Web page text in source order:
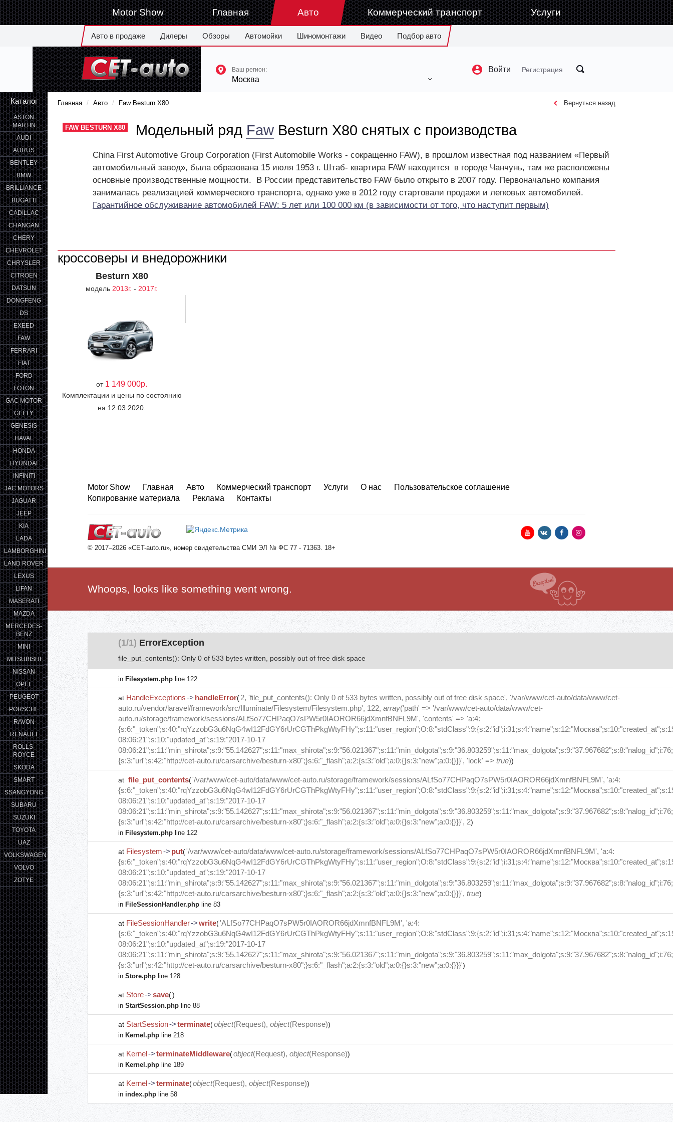
Motor Show Главная Авто
Авто в продаже Дилеры Обзоры Автомойки Шиномонтажи Видео Подбор авто
Коммерческий транспорт Услуги
Ваш регион:
Москва
Войти Регистрация
Каталог
ASTON
MARTIN
AUDI
AURUS
BENTLEY
BMW
BRILLIANCE
BUGATTI
CADILLAC
CHANGAN
CHERY
CHEVROLET
CHRYSLER
CITROEN
DATSUN
DONGFENG
DS
EXEED
FAW
FERRARI
FIAT
FORD
FOTON
GAC MOTOR
GEELY
GENESIS
HAVAL
HONDA
HYUNDAI
INFINITI
JAC MOTORS
JAGUAR
JEEP
KIA
LADA
LAMBORGHINI
LAND ROVER
LEXUS
LIFAN
MASERATI
MAZDA
MERCEDES-
BENZ
MINI
MITSUBISHI
NISSAN
OPEL
PEUGEOT
PORSCHE
RAVON
RENAULT
ROLLS-
ROYCE
SKODA
SMART
SSANGYONG
SUBARU
SUZUKI
TOYOTA
UAZ
VOLKSWAGEN
VOLVO
ZOTYE
Главная Авто Faw Besturn X80 Вернуться назад
FAW BESTURN X80 Модельный ряд Faw Besturn X80 снятых с производства
China First Automotive Group Corporation (First Automobile Works - сокращенно FAW), в прошлом известная под названием «Первый
автомобильный завод», была образована 15 июля 1953 г. Штаб- квартира FAW находится в городе Чанчунь, там же расположены
основные производственные мощности. В России представительство FAW было открыто в 2007 году. Первоначально компания
занималась реализацией коммерческого транспорта, однако уже в 2012 году стартовали продажи и легковых автомобилей.
Гарантийное обслуживание автомобилей FAW: 5 лет или 100 000 км (в зависимости от того, что наступит первым)
кроссоверы и внедорожники
Besturn X80
модель 2013г. - 2017г.
от 1 149 000р.
Комплектации и цены по состоянию
на 12.03.2020.
Motor Show Главная Авто Коммерческий транспорт Услуги О нас
Пользовательское соглашение
Копирование материала
Реклама Контакты
© 2017–2026 «CET-auto.ru», номер свидетельства СМИ ЭЛ № ФС 77 - 71363. 18+
Whoops, looks like something went wrong.
(1/1) ErrorException
file_put_contents(): Only 0 of 533 bytes written, possibly out of free disk space
in Filesystem.php line 122
at HandleExceptions-> handleError(2, 'file_put_contents(): Only 0 of 533 bytes written, possibly out of free disk space', '/var/www/cet-auto/data/www/cet-
auto.ru/vendor/laravel/framework/src/Illuminate/Filesystem/Filesystem.php', 122, array('path' => '/var/www/cet-auto/data/www/cet-
auto.ru/storage/framework/sessions/ALfSo77CHPaqO7sPW5r0IAOROR66jdXmnfBNFL9M', 'contents' => 'a:4:
08:06:21";s:10:"updated_at";s:19:"2017-10-17
{s:3:"url";s:42:"http://cet-auto.ru/carsarchive/besturn-x80";}s:6:"_flash";a:2:{s:3:"old";a:0:{}s:3:"new";a:0:{}}}', 'lock' => true))
at file_put_contents('/var/www/cet-auto/data/www/cet-auto.ru/storage/framework/sessions/ALfSo77CHPaqO7sPW5r0IAOROR66jdXmnfBNFL9M', 'a:4:
08:06:21";s:10:"updated_at";s:19:"2017-10-17
{s:3:"url";s:42:"http://cet-auto.ru/carsarchive/besturn-x80";}s:6:"_flash";a:2:{s:3:"old";a:0:{}s:3:"new";a:0:{}}}', 2)
in Filesystem.php line 122
at Filesystem-> put('/var/www/cet-auto/data/www/cet-auto.ru/storage/framework/sessions/ALfSo77CHPaqO7sPW5r0IAOROR66jdXmnfBNFL9M', 'a:4:
08:06:21";s:10:"updated_at";s:19:"2017-10-17
{s:3:"url";s:42:"http://cet-auto.ru/carsarchive/besturn-x80";}s:6:"_flash";a:2:{s:3:"old";a:0:{}s:3:"new";a:0:{}}}', true)
in FileSessionHandler.php line 83
at FileSessionHandler->write('ALfSo77CHPaqO7sPW5r0IAOROR66jdXmnfBNFL9M', 'a:4:
08:06:21";s:10:"updated_at";s:19:"2017-10-17
{s:3:"url";s:42:"http://cet-auto.ru/carsarchive/besturn-x80";}s:6:"_flash";a:2:{s:3:"old";a:0:{}s:3:"new";a:0:{}}}')
in Store.php line 128
at Store->save()
in StartSession.php line 88
at StartSession->terminate(object(Request), object(Response))
in Kernel.php line 218
at Kernel->terminateMiddleware(object(Request), object(Response))
in Kernel.php line 189
at Kernel->terminate(object(Request), object(Response))
in index.php line 58